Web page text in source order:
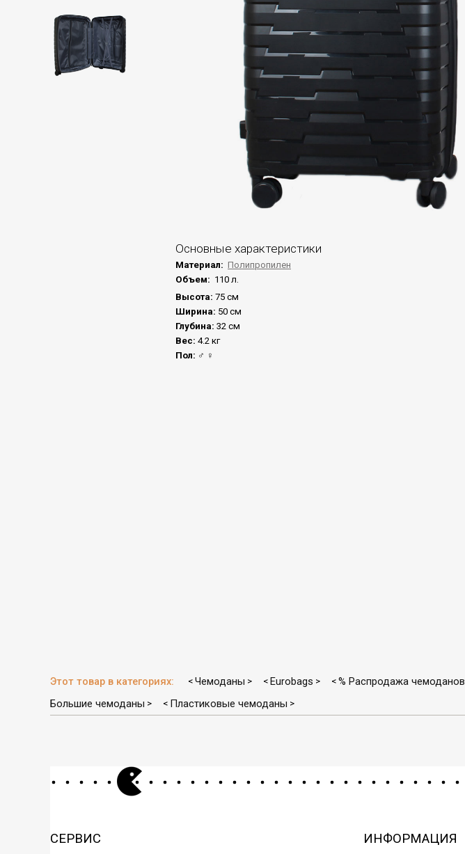
Основные характеристики
Материал: Полипропилен
Объем: 110 л.
Высота: 75 см
Ширина: 50 см
Глубина: 32 см
Вес: 4.2 кг
Пол: ♂ ♀
Этот товар в категориях: < Чемоданы > < Eurobags > < % Распродажа чемоданов
Большие чемоданы > < Пластиковые чемоданы >
СЕРВИС ИНФОРМАЦИЯ